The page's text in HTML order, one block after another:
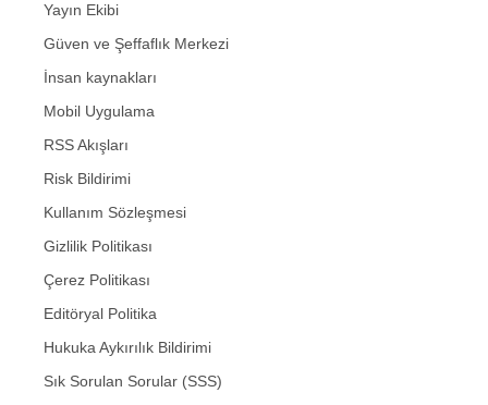
Yayın Ekibi
Güven ve Şeffaflık Merkezi
İnsan kaynakları
Mobil Uygulama
RSS Akışları
Risk Bildirimi
Kullanım Sözleşmesi
Gizlilik Politikası
Çerez Politikası
Editöryal Politika
Hukuka Aykırılık Bildirimi
Sık Sorulan Sorular (SSS)